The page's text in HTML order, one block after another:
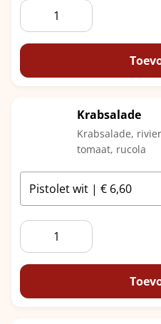
Kipfilet
aantal
Krabsalade
Krabsalade,
tomaat, rucola
Krabsalade
aantal